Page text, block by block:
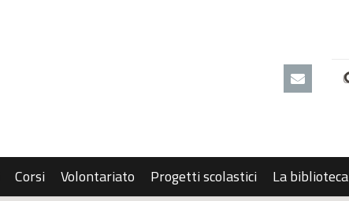
Corsi Volontariato Progetti scolastici La biblioteca